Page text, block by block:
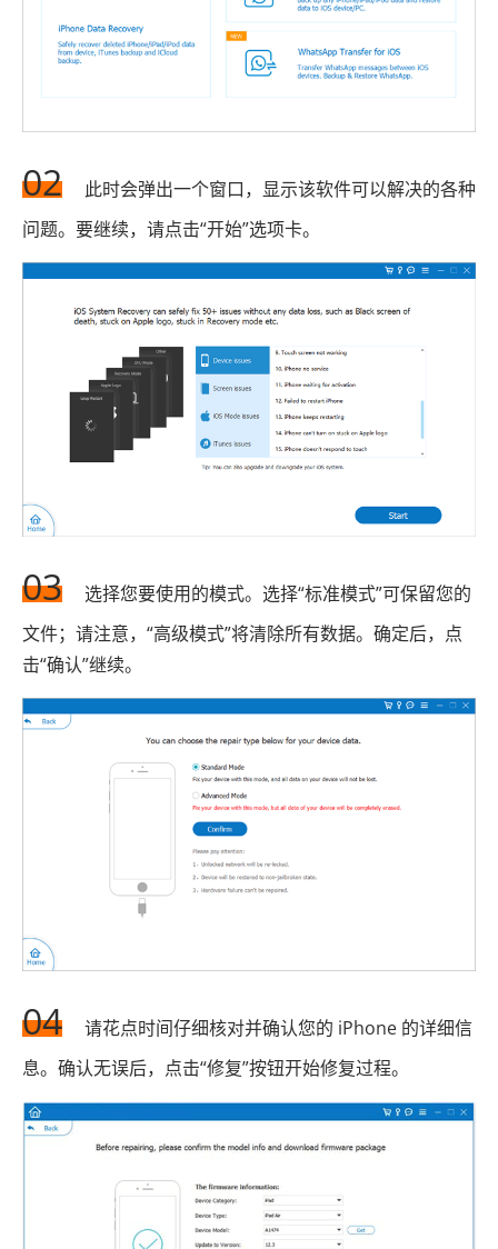
02
此时会弹出一个窗口，显示该软件可以解决的各种
问题。要继续，请点击“开始”选项卡。
03
选择您要使用的模式。选择“标准模式”可保留您的
文件；请注意，“高级模式”将清除所有数据。确定后，点
击“确认”继续。
04
请花点时间仔细核对并确认您的 iPhone 的详细信
息。确认无误后，点击“修复”按钮开始修复过程。